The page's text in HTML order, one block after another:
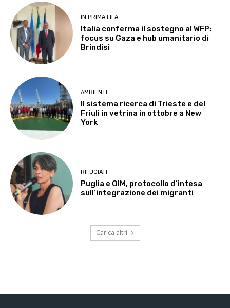
IN PRIMA FILA
Italia conferma il sostegno al WFP:
focus su Gaza e hub umanitario di
Brindisi
AMBIENTE
Il sistema ricerca di Trieste e del
Friuli in vetrina in ottobre a New
York
RIFUGIATI
Puglia e OIM, protocollo d’intesa
sull’integrazione dei migranti
Carica altri